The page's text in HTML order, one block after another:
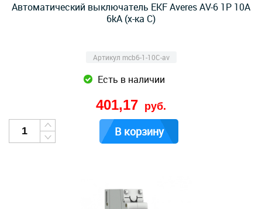
Автоматический выключатель EKF Averes AV-6 1P 10А
6kA (х-ка С)
Артикул mcb6-1-10C-av
Есть в наличии
401,17 руб.
В корзину